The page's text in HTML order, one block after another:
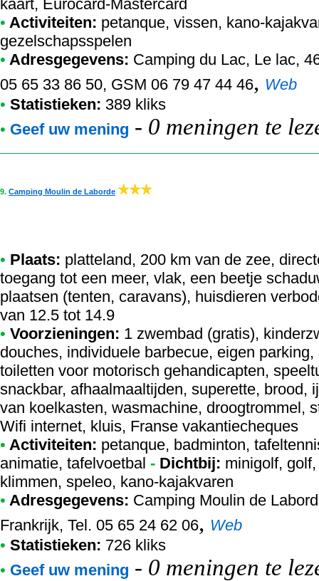
kaart, Eurocard-Mastercard
• Activiteiten: petanque, vissen, kano-
gezelschapsspelen
• Adresgegevens: Camping du Lac, Le lac,
05 65 33 86 50, GSM 06 79 47 44 46, Web
• Statistieken: 389 kliks
• Geef uw mening - 0 meningen te
9. Camping Moulin de Laborde
• Plaats: platteland, 200 km van de zee,
toegang tot een meer, vlak, een beetje
plaatsen (tenten, caravans), huisdieren
van 12.5 tot 14.9
• Voorzieningen: 1 zwembad (gratis),
douches, individuele barbecue, eigen
toiletten voor motorisch gehandicapten,
snackbar, afhaalmaaltijden, superette, brood,
van koelkasten, wasmachine, droogtrommel,
Wifi internet, kluis, Franse vakantiecheques
• Activiteiten: petanque, badminton,
animatie, tafelvoetbal - Dichtbij: minigolf,
klimmen, speleo, kano-kajakvaren
• Adresgegevens: Camping Moulin de
Frankrijk, Tel. 05 65 24 62 06, Web
• Statistieken: 726 kliks
• Geef uw mening - 0 meningen te